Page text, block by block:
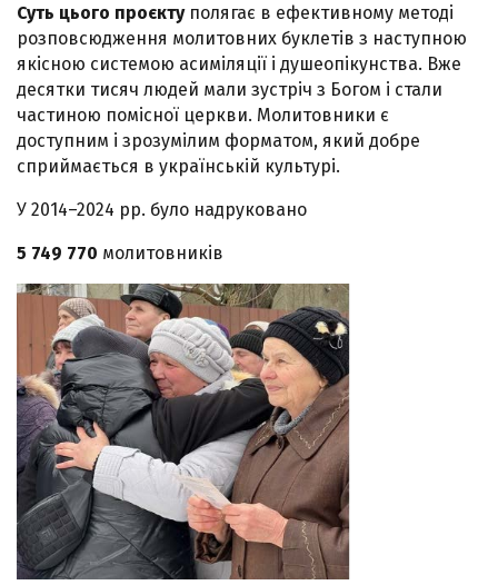
Суть цього проєкту полягає в ефективному методі
розповсюдження молитовних буклетів з наступною
якісною системою асиміляції і душеопікунства. Вже
десятки тисяч людей мали зустріч з Богом і стали
частиною помісної церкви. Молитовники є
доступним і зрозумілим форматом, який добре
сприймається в українській культурі.
У 2014–2024 рр. було надруковано
5 749 770 молитовників